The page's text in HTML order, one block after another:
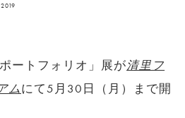
ートフォリオ」展が清里フ
ムにて5月30日（月）まで開